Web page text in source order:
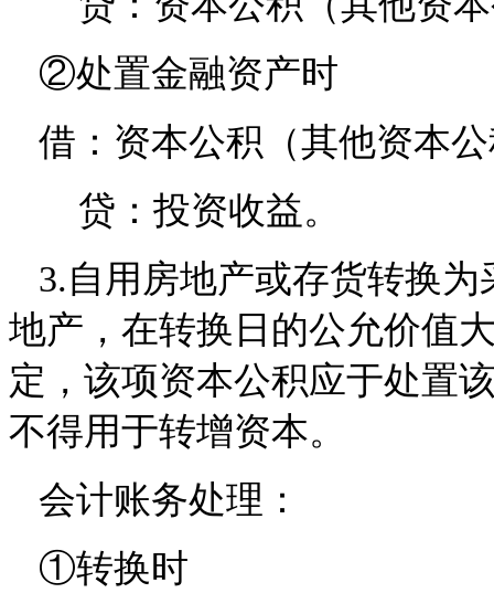
②处置金融资产时
借：资本公积（其他资本
贷：投资收益。
3.自用房地产或存货转换
地产，在转换日的公允价值
定，该项资本公积应于处置
不得用于转增资本。
会计账务处理：
①转换时